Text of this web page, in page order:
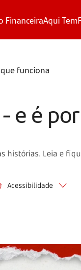
FinanceiraAqui Tem
funciona
e é
Leia e
Acessibilidade